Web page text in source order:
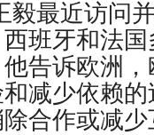
毅最近访问
班牙和法国
告诉欧洲，
减少依赖的
合作或减少